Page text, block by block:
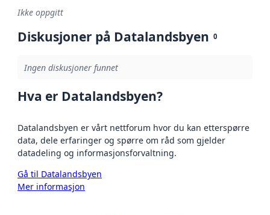
Ikke oppgitt
Diskusjoner på Datalandsbyen 0
Ingen diskusjoner funnet
Hva er Datalandsbyen?
Datalandsbyen er vårt nettforum hvor du kan etterspørre
data, dele erfaringer og spørre om råd som gjelder
datadeling og informasjonsforvaltning.
Gå til Datalandsbyen
Mer informasjon